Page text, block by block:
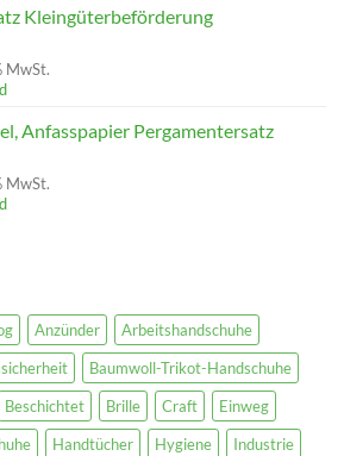
Kleingüterbeförderung
MwSt.
Anfasspapier Pergamentersatz
MwSt.
Anzünder
Arbeitshandschuhe
Baumwoll-Trikot-Handschuhe
Beschichtet Brille Craft
Einweg
Handtücher Hygiene
Industrie